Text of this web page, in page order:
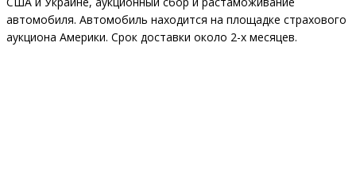
автомобиля. Автомобиль находится на площадке страхового
аукциона Америки. Срок доставки около 2-x месяцев.